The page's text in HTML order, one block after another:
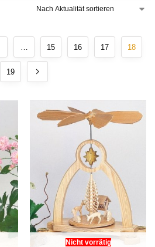
… 15 16 17 18
19
Nicht vorrätig